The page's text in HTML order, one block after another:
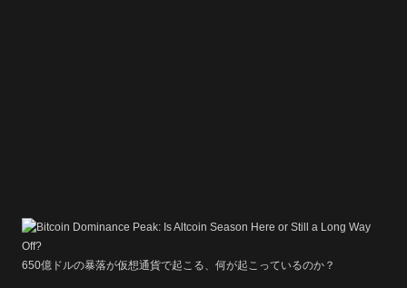
650億ドルの暴落が仮想通貨で起こる、何が起こっているのか？